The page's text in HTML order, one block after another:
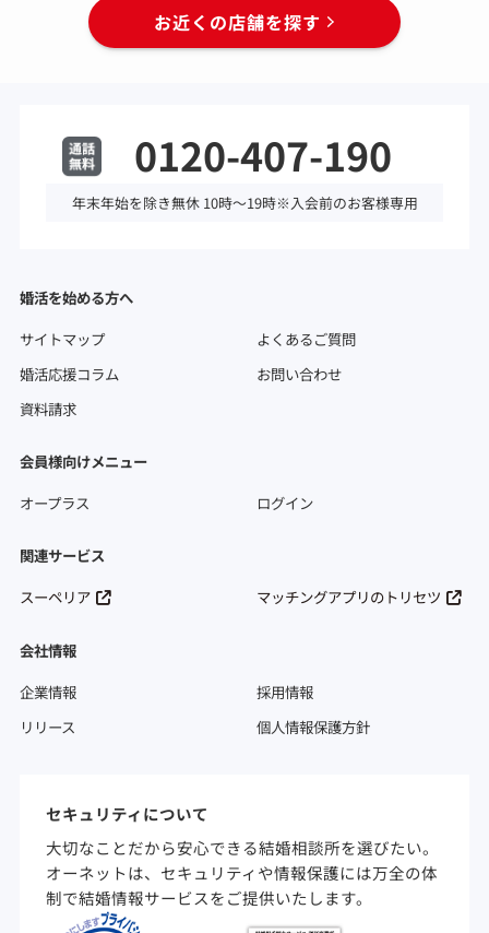
お近くの店舗を探す
0120-407-190
年末年始を除き無休 10時～19時※入会前のお客様専用
婚活を始める方へ
サイトマップ
よくあるご質問
婚活応援コラム
お問い合わせ
資料請求
会員様向けメニュー
オープラス
ログイン
関連サービス
スーペリア
マッチングアプリのトリセツ
会社情報
企業情報
採用情報
リリース
個人情報保護方針
セキュリティについて
大切なことだから安心できる結婚相談所を選びたい。
オーネットは、セキュリティや情報保護には万全の体
制で結婚情報サービスをご提供いたします。